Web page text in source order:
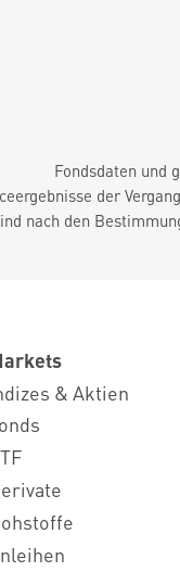
Fondsdaten und
der
nach den
& Aktien